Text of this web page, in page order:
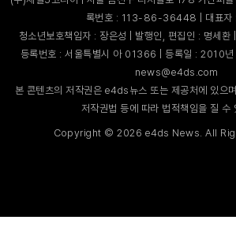
록번호 : 113-86-36448 | 대표자
청소년보호책임자 : 장은성 | 발행인, 편집인 : 명
등록번호 : 서울특별시 아 01366 | 등록일 : 2010
news@e4ds.com
본 콘텐츠의 저작권은 e4ds뉴스 또는 제공처에 있으
저작권법 등에 따라 법적책임을 질 수
Copyright ©2026 e4ds News. All